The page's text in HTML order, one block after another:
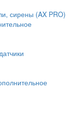
сирены (AX PRO)